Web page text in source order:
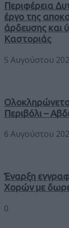
Περιφέρεια
έργο της
άρδευσης και
Καστοριάς
5 Αυγούστου
Περιβόλι –
6 Αυγούστου
Έναρξη
Χορών με
0